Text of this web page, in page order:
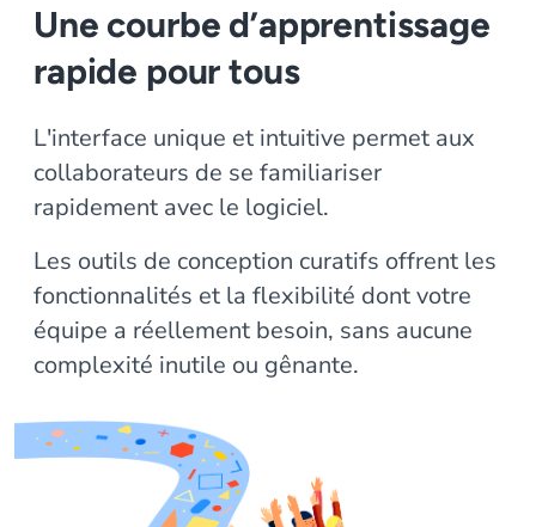
Une courbe d’apprentissage
rapide pour tous
L'interface unique et intuitive permet aux
collaborateurs de se familiariser
rapidement avec le logiciel.
Les outils de conception curatifs offrent les
fonctionnalités et la flexibilité dont votre
équipe a réellement besoin, sans aucune
complexité inutile ou gênante.